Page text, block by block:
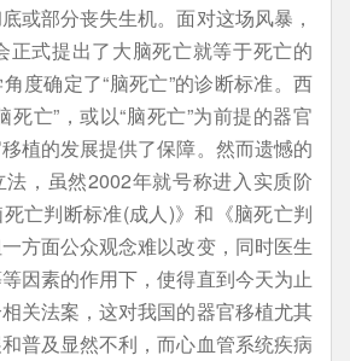
或部分丧失生机。面对这场风暴，
正式提出了大脑死亡就等于死亡的
度确定了“脑死亡”的诊断标准。西
死亡”，或以“脑死亡”为前提的器官
植的发展提供了保障。然而遗憾的
，虽然2002年就号称进入实质阶
亡判断标准(成人)》和《脑死亡判
方面公众观念难以改变，同时医生
因素的作用下，使得直到今天为止
关法案，这对我国的器官移植尤其
普及显然不利，而心血管系统疾病